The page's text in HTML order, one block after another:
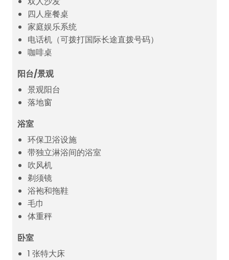
四人座餐桌
家庭娱乐系统
电话机（可拨打国际长途直拨号码）
咖啡桌
阳台/景观
景观阳台
落地窗
浴室
环保卫浴设施
带独立淋浴间的浴室
吹风机
剃须镜
浴袍和拖鞋
毛巾
体重秤
卧室
1 张特大床